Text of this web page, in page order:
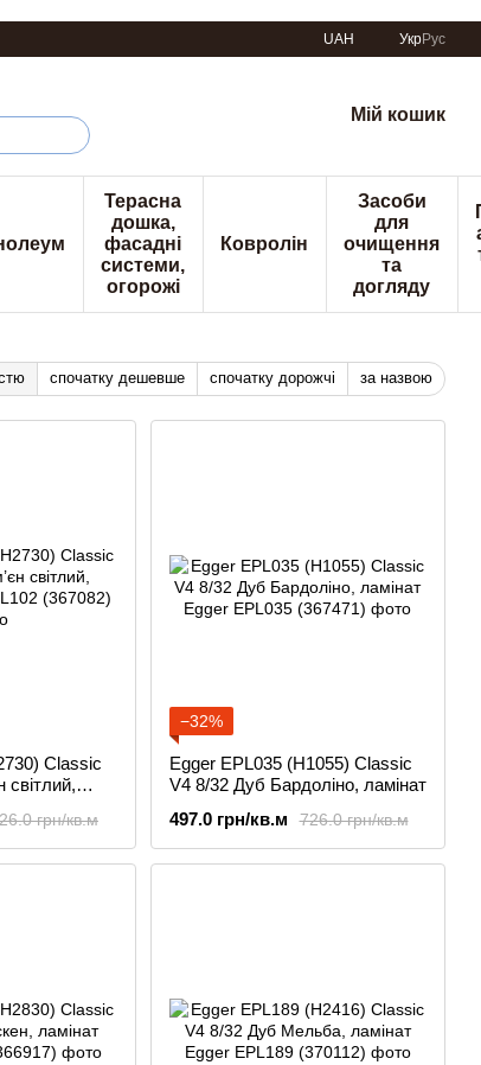
UAH УкрРус
Мій кошик
Терасна
дошка,
фасадні
системи,
огорожі
Ковролін
Засоби
для
очищення
та
догляду
спочатку дешевше спочатку дорожчі за назвою
Classic
світлий,
грн/кв.м
−32%
Egger EPL035 (H1055) Classic
V4 8/32 Дуб Бардоліно, ламінат
726.0 грн/кв.м
497.0 грн/кв.м